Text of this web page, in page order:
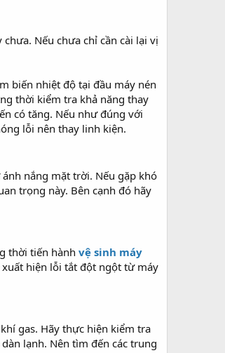
Nếu chưa chỉ cần cài lại vị
biến nhiệt độ tại đầu máy nén
thời kiểm tra khả năng thay
có tăng. Nếu như đúng với
lỗi nên thay linh kiện.
nắng mặt trời. Nếu gặp khó
trọng này. Bên cạnh đó hãy
thời tiến hành vệ sinh máy
hiện lỗi tắt đột ngột từ máy
gas. Hãy thực hiện kiểm tra
lạnh. Nên tìm đến các trung